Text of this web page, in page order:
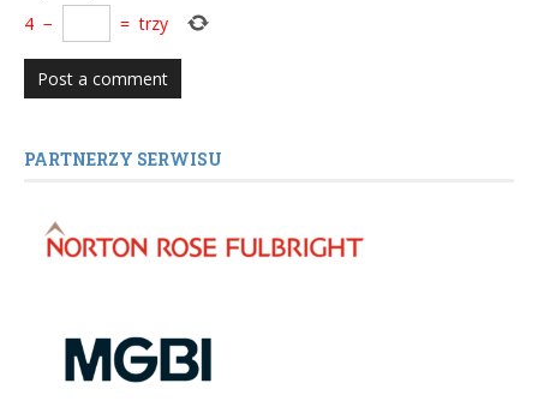
4 − = trzy
PARTNERZY SERWISU